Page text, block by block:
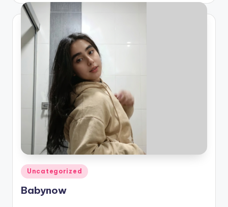
Publicado
en
Uncategorized
Babynow